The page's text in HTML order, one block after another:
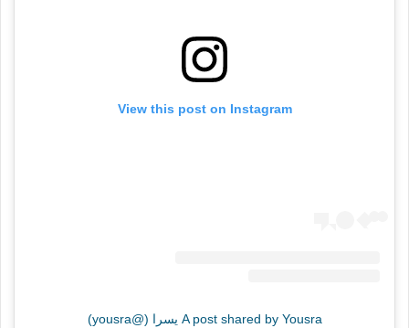
View this post on Instagram
A post shared by Yousra يسرا (@yousra)